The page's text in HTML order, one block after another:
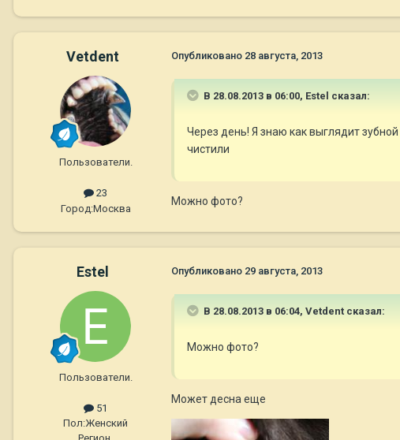
Vetdent
Пользователи.
23
Город:Москва
Опубликовано 28 августа, 2013
В 28.08.2013 в 06:00, Estel сказал:
Через день! Я знаю как выглядит
чистили
Можно фото?
Estel
Пользователи.
51
Пол:Женский
Опубликовано 29 августа, 2013
В 28.08.2013 в 06:04, Vetdent сказал:
Можно фото?
Может десна еще